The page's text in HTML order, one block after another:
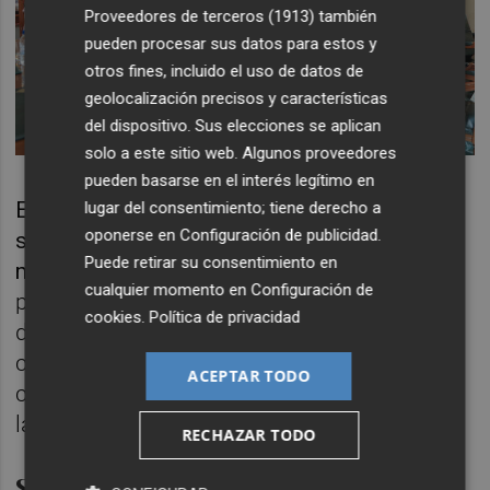
En este sentido, el Ayuntamiento de Castelló
se anticipa a la Diputación y desde este
martes, además de declararcerrados al
público los espacios dedicados a servicios
de información, posibilita la atención
ciudadana mediante la utilización de otros
canales de comunicación que no impliquen
la presencia en oficinas municipales.
Proveedores de terceros (1913) también
pueden procesar sus datos para estos y
otros fines, incluido el uso de datos de
geolocalización precisos y características
del dispositivo. Sus elecciones se aplican
solo a este sitio web. Algunos proveedores
pueden basarse en el interés legítimo en
lugar del consentimiento; tiene derecho a
oponerse enConfiguración de publicidad.
Puede retirar su consentimiento en
cualquier momento enConfiguración de
cookies.Política de privacidad
ACEPTAR TODO
RECHAZAR TODO